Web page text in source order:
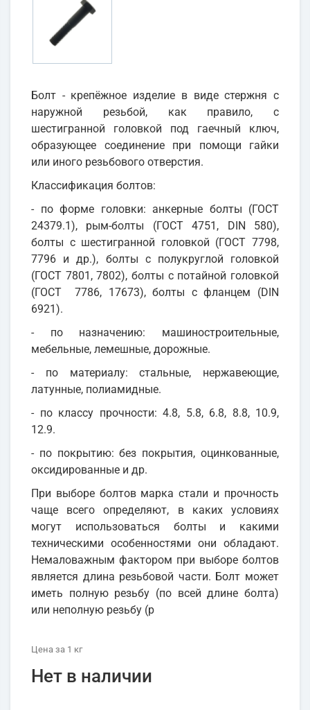
Болт - крепёжное изделие в виде стержня с
наружной резьбой, как правило, с
шестигранной головкой под гаечный ключ,
образующее соединение при помощи гайки
или иного резьбового отверстия.
Классификация болтов:
- по форме головки: анкерные болты (ГОСТ
24379.1), рым-болты (ГОСТ 4751, DIN 580),
болты с шестигранной головкой (ГОСТ 7798,
7796 и др.), болты с полукруглой головкой
(ГОСТ 7801, 7802), болты с потайной головкой
(ГОСТ 7786, 17673), болты с фланцем (DIN
6921).
- по назначению: машиностроительные,
мебельные, лемешные, дорожные.
- по материалу: стальные, нержавеющие,
латунные, полиамидные.
- по классу прочности: 4.8, 5.8, 6.8, 8.8, 10.9,
12.9.
- по покрытию: без покрытия, оцинкованные,
оксидированные и др.
При выборе болтов марка стали и прочность
чаще всего определяют, в каких условиях
могут использоваться болты и какими
техническими особенностями они обладают.
Немаловажным фактором при выборе болтов
является длина резьбовой части. Болт может
иметь полную резьбу (по всей длине болта)
или неполную резьбу (р
Цена за 1 кг
Нет в наличии